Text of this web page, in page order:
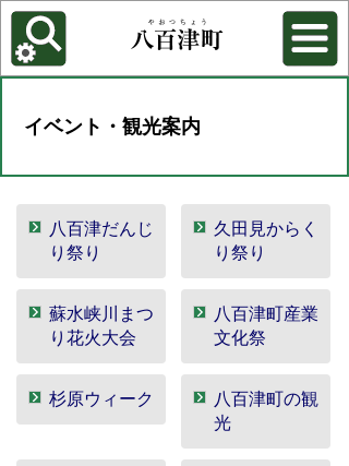
各種機能
背景色を変更する
イベント・観光案内
八百津だんじ
り祭り
久田見からく
り祭り
蘇水峡川まつ
り花火大会
八百津町産業
文化祭
杉原ウィーク
八百津町の観
光